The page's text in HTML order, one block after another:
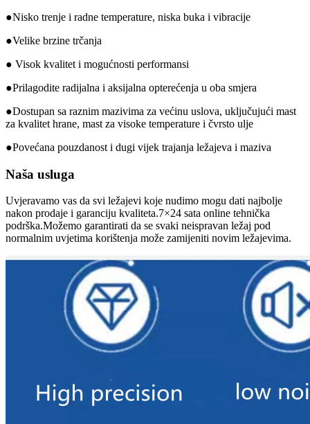
●Nisko trenje i radne temperature, niska buka i vibracije
●Velike brzine trčanja
● Visok kvalitet i mogućnosti performansi
●Prilagodite radijalna i aksijalna opterećenja u oba smjera
●Dostupan sa raznim mazivima za većinu uslova, uključujući mast
za kvalitet hrane, mast za visoke temperature i čvrsto ulje
●Povećana pouzdanost i dugi vijek trajanja ležajeva i maziva
Naša usluga
Uvjeravamo vas da svi ležajevi koje nudimo mogu dati najbolje
nakon prodaje i garanciju kvaliteta.7×24 sata online tehnička
podrška.Možemo garantirati da se svaki neispravan ležaj pod
normalnim uvjetima korištenja može zamijeniti novim ležajevima.